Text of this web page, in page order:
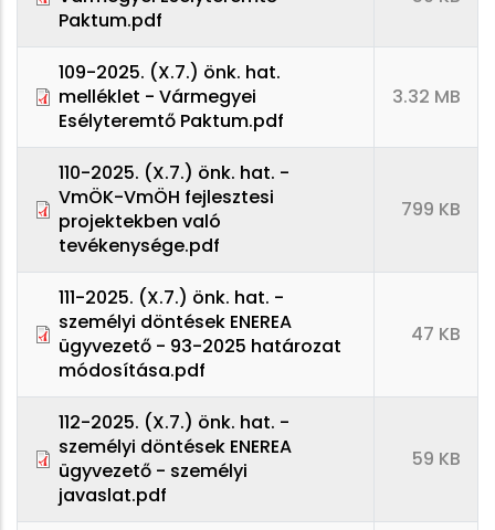
Paktum.pdf
109-2025. (X.7.) önk. hat.
melléklet - Vármegyei
Esélyteremtő Paktum.pdf
3.32 MB
110-2025. (X.7.) önk. hat. -
VmÖK-VmÖH fejlesztesi
projektekben való
tevékenysége.pdf
799 KB
111-2025. (X.7.) önk. hat. -
személyi döntések ENEREA
ügyvezető - 93-2025 határozat
módosítása.pdf
47 KB
112-2025. (X.7.) önk. hat. -
személyi döntések ENEREA
ügyvezető - személyi
javaslat.pdf
59 KB